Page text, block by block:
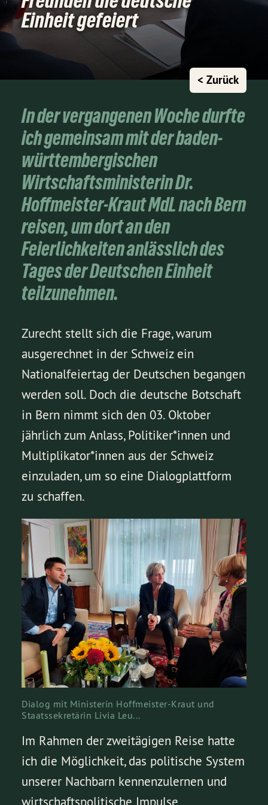
Einheit gefeiert
< Zurück
In der vergangenen Woche durfte
ich gemeinsam mit der baden-
württembergischen
Wirtschaftsministerin Dr.
Hoffmeister-Kraut MdL nach Bern
reisen, um dort an den
Feierlichkeiten anlässlich des
Tages der Deutschen Einheit
teilzunehmen.
Zurecht stellt sich die Frage, warum
ausgerechnet in der Schweiz ein
Nationalfeiertag der Deutschen begangen
werden soll. Doch die deutsche Botschaft
in Bern nimmt sich den 03. Oktober
jährlich zum Anlass, Politiker*innen und
Multiplikator*innen aus der Schweiz
einzuladen, um so eine Dialogplattform
zu schaffen.
Dialog mit Ministerin Hoffmeister-Kraut und
Staatssekretärin Livia Leu...
Im Rahmen der zweitägigen Reise hatte
ich die Möglichkeit, das politische System
unserer Nachbarn kennenzulernen und
wirtschaftspolitische Impulse